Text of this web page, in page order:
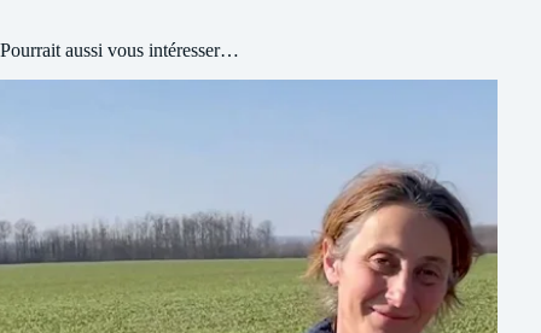
Pourrait aussi vous intéresser…